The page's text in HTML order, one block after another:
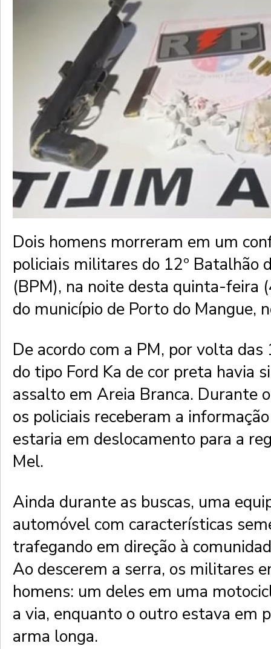
Dois homens morreram em um
policiais militares do 12º Batalhão
(BPM), na noite desta quinta-feira
do município de Porto do Mangue,
De acordo com a PM, por volta
do tipo Ford Ka de cor preta havia
assalto em Areia Branca. Durante
os policiais receberam a
estaria em deslocamento para a
Mel.
Ainda durante as buscas, uma
automóvel com características
trafegando em direção à
Ao descerem a serra, os militares
homens: um deles em uma
a via, enquanto o outro estava em
arma longa.